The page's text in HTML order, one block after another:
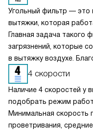
Угольный фильтр —
вытяжки, которая
Главная задача такого
загрязнений, которые
в вытяжку воздухе.
очищается более
необходимо часто
четыре месяца.
4 скорости
Наличие 4 скоростей у
подобрать режим
Минимальная скорость
проветривания,